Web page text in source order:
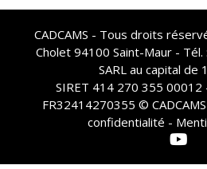
CADCAMS - Tous droits
Cholet 94100 Saint-Maur -
SARL au capital de
SIRET 414 270 355 00012
FR32414270355 ©
confidentialité -